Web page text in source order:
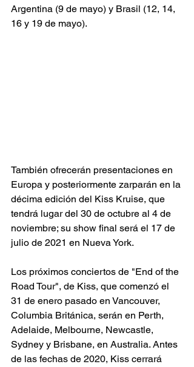
Argentina (9 de mayo) y Brasil (12, 14,
16 y 19 de mayo).
También ofrecerán presentaciones en
Europa y posteriormente zarparán en la
décima edición del Kiss Kruise, que
tendrá lugar del 30 de octubre al 4 de
noviembre; su show final será el 17 de
julio de 2021 en Nueva York.
Los próximos conciertos de "End of the
Road Tour", de Kiss, que comenzó el
31 de enero pasado en Vancouver,
Columbia Británica, serán en Perth,
Adelaide, Melbourne, Newcastle,
Sydney y Brisbane, en Australia. Antes
de las fechas de 2020, Kiss cerrará